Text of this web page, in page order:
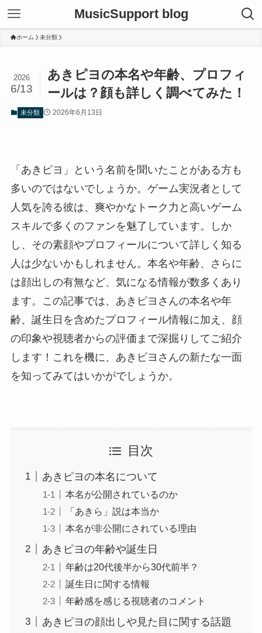
MusicSupport blog
ホーム 未分類
あきピヨの本名や年齢、プロフィ
ールは？顔も詳しく調べてみた！
2026
6/13
未分類 2026年6月13日
「あきピヨ」という名前を聞いたことがある方も
多いのではないでしょうか。ゲーム実況者として
人気を誇る彼は、爽やかなトーク力と高いゲーム
スキルで多くのファンを魅了しています。しか
し、その素顔やプロフィールについて詳しく知る
人は少ないかもしれません。本名や年齢、さらに
は顔出しの有無など、気になる情報が数多くあり
ます。この記事では、あきピヨさんの本名や年
齢、誕生日を含めたプロフィール情報に加え、顔
の印象や視聴者からの評価まで深掘りしてご紹介
します！これを機に、あきピヨさんの新たな一面
を知ってみてはいかがでしょうか。
目次
あきピヨの本名について
本名が公開されているのか
「あきら」説は本当か
本名が非公開にされている理由
あきピヨの年齢や誕生日
年齢は20代後半から30代前半？
誕生日に関する情報
年齢感を感じる視聴者のコメント
あきピヨの顔出しや見た目に関する話題